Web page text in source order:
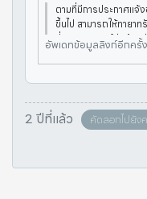
ตามที่มีการประกาศแจ้
ขึ้นไป สามารถให้ทายา
ที่ พม. ทางศูนย์ต่อต้านข่
วจสอบข้อเท็จจริงโดยก
รวงการพัฒนาสังคมแ
อัพเดทข้อมูลลิงก์อีกครั้ง
2 ปีที่แล้ว คัดลอกไปยัง